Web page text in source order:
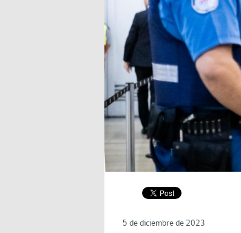
5 de diciembre de 2023